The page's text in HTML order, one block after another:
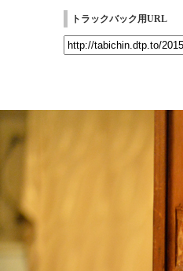
トラックバック用URL